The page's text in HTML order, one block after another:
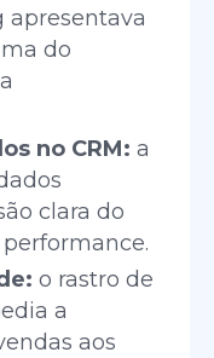
apresentava
do
no CRM: a
clara do
o rastro de
a
aos